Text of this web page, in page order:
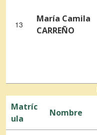
13
María Camila
CARREÑO
Matríc
ula
Nombre